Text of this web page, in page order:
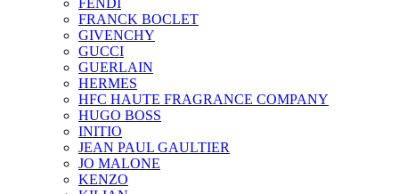
FRANCK BOCLET
GIVENCHY
GUCCI
GUERLAIN
HERMES
HFC HAUTE FRAGRANCE COMPANY
HUGO BOSS
INITIO
JEAN PAUL GAULTIER
JO MALONE
KENZO